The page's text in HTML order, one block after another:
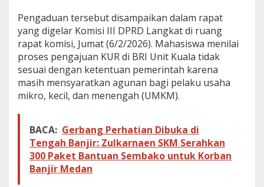
I
I
I
D
P
R
D
L
g
k
a
t
Pengaduan tersebut disampaikan dalam rapat
yang digelar Komisi III DPRD Langkat di ruang
rapat komisi, Jumat (6/2/2026). Mahasiswa menilai
proses pengajuan KUR di BRI Unit Kuala tidak
sesuai dengan ketentuan pemerintah karena
masih mensyaratkan agunan bagi pelaku usaha
mikro, kecil, dan menengah (UMKM).
BACA: Gerbang Perhatian Dibuka di
Tengah Banjir: Zulkarnaen SKM Serahkan
300 Paket Bantuan Sembako untuk Korban
Banjir Medan